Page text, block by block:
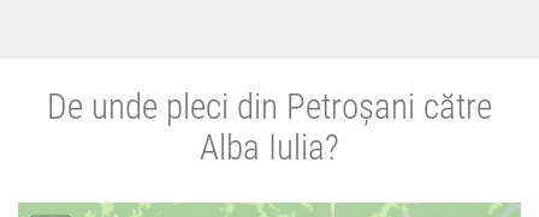
De unde pleci din Petroșani către
Alba Iulia?